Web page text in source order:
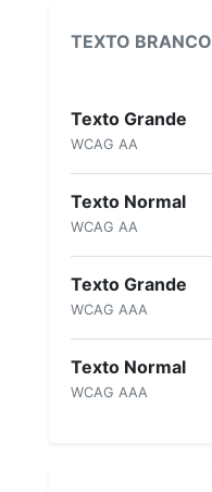
TEXTO BRANCO
Texto Grande
WCAG AA
Texto Normal
WCAG AA
Texto Grande
WCAG AAA
Texto Normal
WCAG AAA